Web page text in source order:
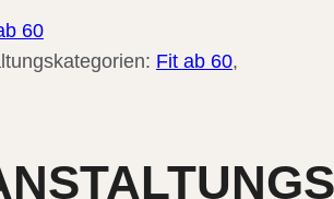
60
Fit ab 60,